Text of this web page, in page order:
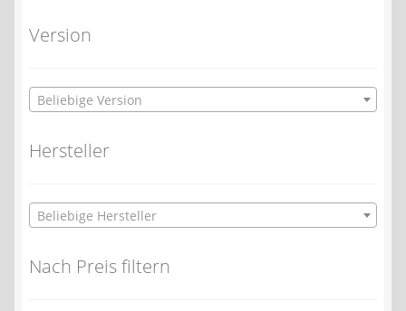
Version
Beliebige Version
Hersteller
Beliebige Hersteller
Nach Preis filtern